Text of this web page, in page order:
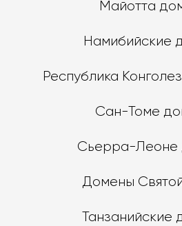
Майотта
Намибийские
Республика
Сан-Томе
Сьерра-Леоне
Домены
Танзанийские